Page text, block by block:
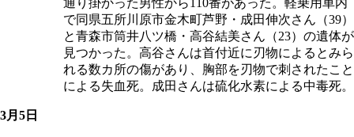
通り掛かった男性から110番があった。軽乗用車内
で同県五所川原市金木町芦野・成田伸次さん（39）
と青森市筒井八ツ橋・高谷結美さん（23）の遺体が
見つかった。高谷さんは首付近に刃物によるとみら
れる数カ所の傷があり、胸部を刃物で刺されたこと
による失血死。成田さんは硫化水素による中毒死。
3月5日